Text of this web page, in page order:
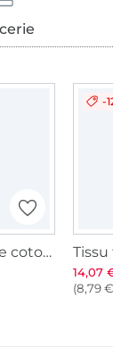
Tissu jersey de coton uni, marron clair
-
14,07
(8,79